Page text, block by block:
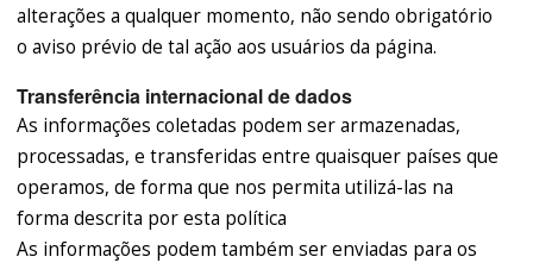
alterações a qualquer momento, não sendo obrigatório
o aviso prévio de tal ação aos usuários da página.
Transferência internacional de dados
As informações coletadas podem ser armazenadas,
processadas, e transferidas entre quaisquer países que
operamos, de forma que nos permita utilizá-las na
forma descrita por esta política
As informações podem também ser enviadas para os